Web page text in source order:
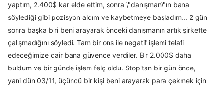
yaptım, 2.400$ kar elde ettim, sonra \"danışman\"ın bana
söylediği gibi pozisyon aldım ve kaybetmeye başladım... 2 gün
sonra başka biri beni arayarak önceki danışmanın artık şirkette
çalışmadığını söyledi. Tam bir ons ile negatif işlemi telafi
edeceğimize dair bana güvence verdiler. Bir 2.000$ daha
buldum ve bir günde işlem felç oldu. Stop'tan bir gün önce,
yani dün 03/11, üçüncü bir kişi beni arayarak para çekmek için